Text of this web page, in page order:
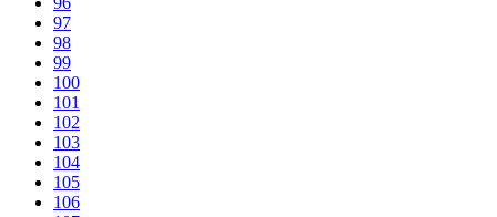
97
98
99
100
101
102
103
104
105
106